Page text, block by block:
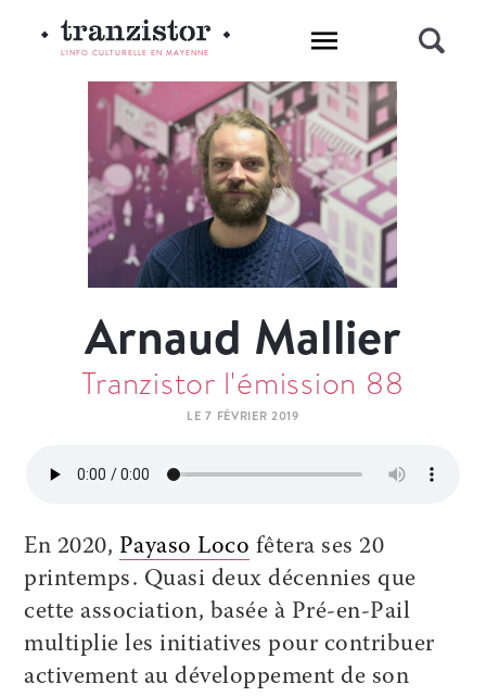
L'INFO CULTURELLE EN MAYENNE
Arnaud Mallier
Tranzistor l'émission 88
LE 7 FÉVRIER 2019
En 2020, Payaso Loco fêtera ses 20
printemps. Quasi deux décennies que
cette association, basée à Pré-en-Pail
multiplie les initiatives pour contribuer
activement au développement de son